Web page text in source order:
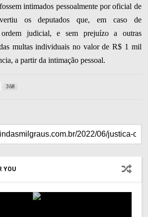
intimados pessoalmente por oficial de
os deputados que, em caso de
ordem judicial, e sem prejuízo a outras
multas individuais no valor de R$ 1 mil
a partir da intimação pessoal.
368
YOU